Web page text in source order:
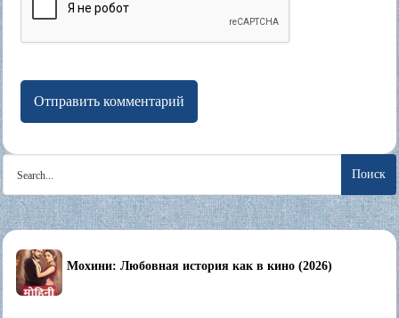
Search
for:
Мохини: Любовная история как в кино (2026)